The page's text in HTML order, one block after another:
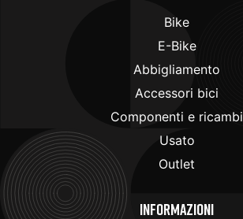
Bike
E-Bike
Abbigliamento
Accessori bici
Componenti e ricambi
Usato
Outlet
Informazioni